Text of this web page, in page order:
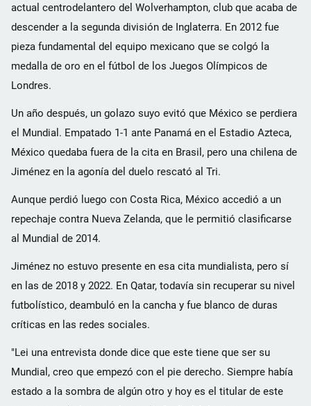
actual centrodelantero del Wolverhampton, club que acaba de
descender a la segunda división de Inglaterra. En 2012 fue
pieza fundamental del equipo mexicano que se colgó la
medalla de oro en el fútbol de los Juegos Olímpicos de
Londres.
Un año después, un golazo suyo evitó que México se perdiera
el Mundial. Empatado 1-1 ante Panamá en el Estadio Azteca,
México quedaba fuera de la cita en Brasil, pero una chilena de
Jiménez en la agonía del duelo rescató al Tri.
Aunque perdió luego con Costa Rica, México accedió a un
repechaje contra Nueva Zelanda, que le permitió clasificarse
al Mundial de 2014.
Jiménez no estuvo presente en esa cita mundialista, pero sí
en las de 2018 y 2022. En Qatar, todavía sin recuperar su nivel
futbolístico, deambuló en la cancha y fue blanco de duras
críticas en las redes sociales.
"Lei una entrevista donde dice que este tiene que ser su
Mundial, creo que empezó con el pie derecho. Siempre había
estado a la sombra de algún otro y hoy es el titular de este